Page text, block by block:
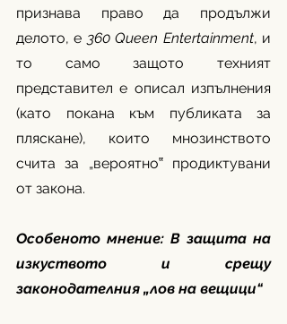
признава право да продължи
делото, е 360 Queen Entertainment, и
то само защото техният
представител е описал изпълнения
(като покана към публиката за
пляскане), които мнозинството
счита за „вероятно‟ продиктувани
от закона.
Особеното мнение: В защита на
изкуството и срещу
законодателния „лов на вещици“